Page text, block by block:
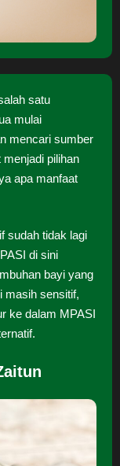
satu
mulai
mencari sumber
pilihan
apa manfaat
sudah tidak lagi
di sini
bayi yang
masih sensitif,
ke dalam MPASI